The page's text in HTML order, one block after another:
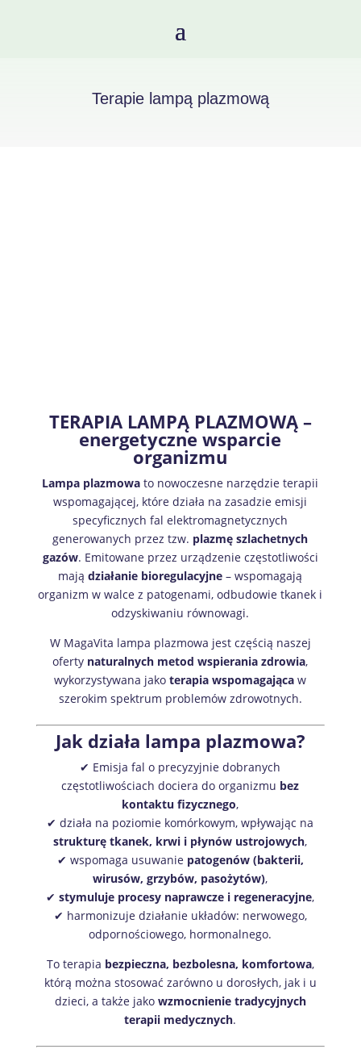
Terapie lampą plazmową
TERAPIA LAMPĄ PLAZMOWĄ –
energetyczne wsparcie
organizmu
Lampa plazmowa to nowoczesne narzędzie terapii
wspomagającej, które działa na zasadzie emisji
specyficznych fal elektromagnetycznych
generowanych przez tzw. plazmę szlachetnych
gazów. Emitowane przez urządzenie częstotliwości
majądziałanie bioregulacyjne – wspomagają
organizm w walce z patogenami, odbudowie tkanek i
odzyskiwaniu równowagi.
W MagaVita lampa plazmowa jest częścią naszej
oferty naturalnych metod wspierania zdrowia,
wykorzystywana jakoterapia wspomagająca w
szerokim spektrum problemów zdrowotnych.
Jak działa lampa plazmowa?
✔ Emisja fal o precyzyjnie dobranych
częstotliwościach dociera do organizmu bez
kontaktu fizycznego,
✔ działa na poziomie komórkowym, wpływając na
strukturę tkanek, krwi i płynów ustrojowych,
✔ wspomaga usuwanie patogenów (bakterii,
wirusów, grzybów, pasożytów),
✔stymuluje procesy naprawcze i regeneracyjne,
✔ harmonizuje działanie układów: nerwowego,
odpornościowego, hormonalnego.
To terapia bezpieczna, bezbolesna, komfortowa,
którą można stosować zarówno u dorosłych, jak i u
dzieci, a także jako wzmocnienie tradycyjnych
terapii medycznych.